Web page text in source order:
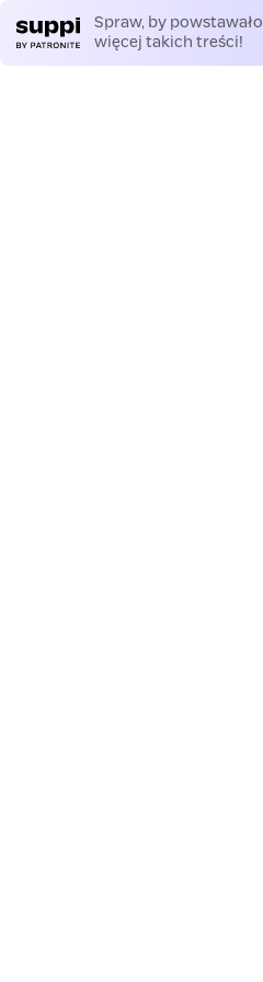
Spraw, by powstawało
więcej takich treści!